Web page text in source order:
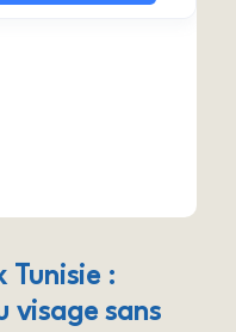
Tunisie :
visage sans